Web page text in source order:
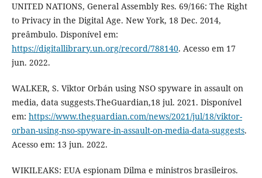
UNITED NATIONS, General Assembly Res. 69/166: The Right
to Privacy in the Digital Age. New York, 18 Dec. 2014,
preâmbulo. Disponível em:
https://digitallibrary.un.org/record/788140. Acesso em 17
jun. 2022.
WALKER, S. Viktor Orbán using NSO spyware in assault on
media, data suggests.TheGuardian,18 jul. 2021. Disponível
em: https://www.theguardian.com/news/2021/jul/18/viktor-
orban-using-nso-spyware-in-assault-on-media-data-suggests.
Acesso em: 13 jun. 2022.
WIKILEAKS: EUA espionam Dilma e ministros brasileiros.